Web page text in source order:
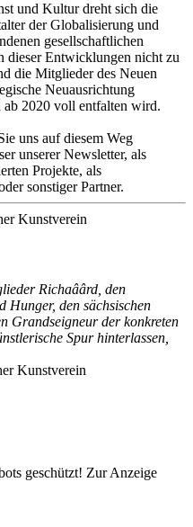
und Kultur dreht sich die
der Globalisierung und
gesellschaftlichen
dieser Entwicklungen nicht zu
die Mitglieder des Neuen
Neuausrichtung
ab 2020 voll entfalten wird.
uns auf diesem Weg
unserer Newsletter, als
Projekte, als
sonstiger Partner.
Richaâârd, den
Hunger, den sächsischen
Grandseigneur der konkreten
Spur hinterlassen,
geschützt! Zur Anzeige